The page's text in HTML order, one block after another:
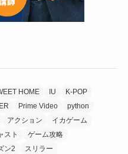
HOME IU
K-POP
Prime Video
python
アクション
イカゲーム
スト
ゲーム攻略
ン2
スリラー